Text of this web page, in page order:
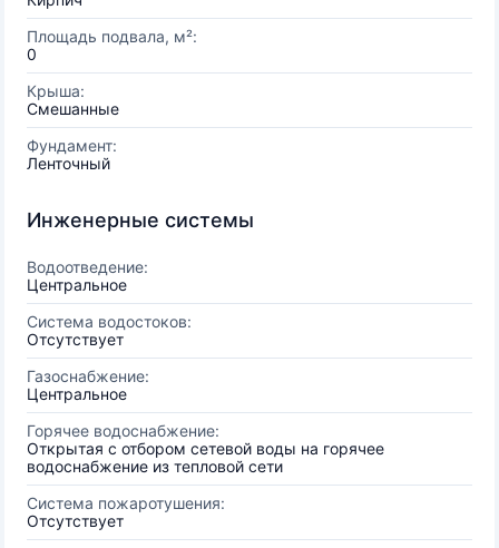
Площадь подвала, м²:
0
Крыша:
Смешанные
Фундамент:
Ленточный
Инженерные системы
Водоотведение:
Центральное
Система водостоков:
Отсутствует
Газоснабжение:
Центральное
Горячее водоснабжение:
Открытая с отбором сетевой воды на горячее
водоснабжение из тепловой сети
Система пожаротушения:
Отсутствует